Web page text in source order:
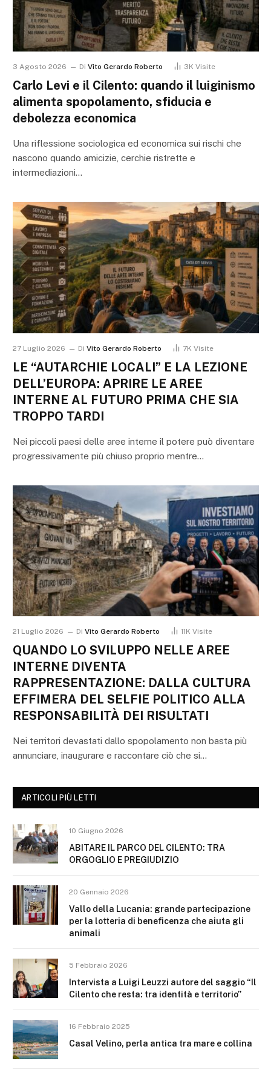
3 Agosto 2026 Di Vito Gerardo Roberto 3K Visite
Carlo Levi e il Cilento: quando il luiginismo
alimenta spopolamento, sfiducia e
debolezza economica
Una riflessione sociologica ed economica sui rischi che
nascono quando amicizie, cerchie ristrette e
intermediazioni…
27 Luglio 2026 Di Vito Gerardo Roberto 7K Visite
LE “AUTARCHIE LOCALI” E LA LEZIONE
DELL’EUROPA: APRIRE LE AREE
INTERNE AL FUTURO PRIMA CHE SIA
TROPPO TARDI
Nei piccoli paesi delle aree interne il potere può diventare
progressivamente più chiuso proprio mentre…
21 Luglio 2026 Di Vito Gerardo Roberto 11K Visite
QUANDO LO SVILUPPO NELLE AREE
INTERNE DIVENTA
RAPPRESENTAZIONE: DALLA CULTURA
EFFIMERA DEL SELFIE POLITICO ALLA
RESPONSABILITÀ DEI RISULTATI
Nei territori devastati dallo spopolamento non basta più
annunciare, inaugurare e raccontare ciò che si…
ARTICOLI PIÙ LETTI
10 Giugno 2026
ABITARE IL PARCO DEL CILENTO: TRA
ORGOGLIO E PREGIUDIZIO
20 Gennaio 2026
Vallo della Lucania: grande partecipazione
per la lotteria di beneficenza che aiuta gli
animali
5 Febbraio 2026
Intervista a Luigi Leuzzi autore del saggio “Il
Cilento che resta: tra identità e territorio”
16 Febbraio 2025
Casal Velino, perla antica tra mare e collina